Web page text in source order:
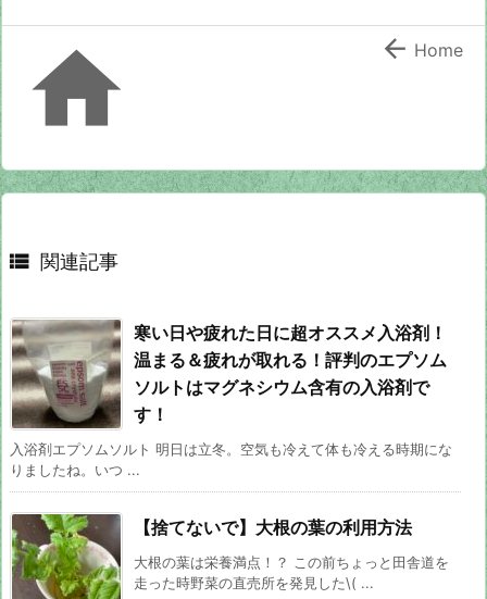
  Home
 関連記事
寒い日や疲れた日に超オススメ入浴剤！
温まる＆疲れが取れる！評判のエプソム
ソルトはマグネシウム含有の入浴剤で
す！
入浴剤エプソムソルト 明日は立冬。空気も冷えて体も冷える時期にな
りましたね。いつ ...
【捨てないで】大根の葉の利用方法
大根の葉は栄養満点！？ この前ちょっと田舎道を
走った時野菜の直売所を発見した\( ...